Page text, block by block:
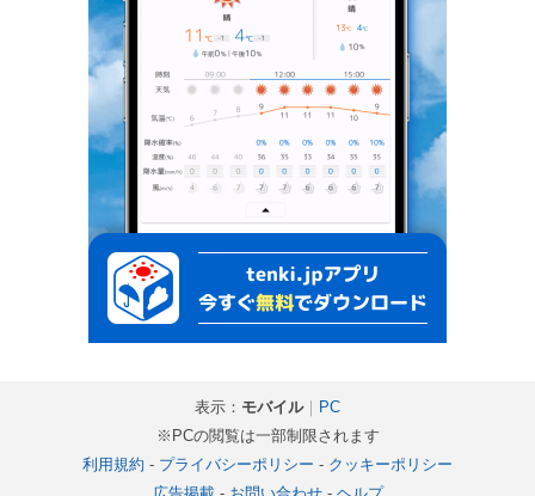
表示： モバイル｜ PC
※PCの閲覧は一部制限されます
利用規約 - プライバシーポリシー - クッキーポリシー